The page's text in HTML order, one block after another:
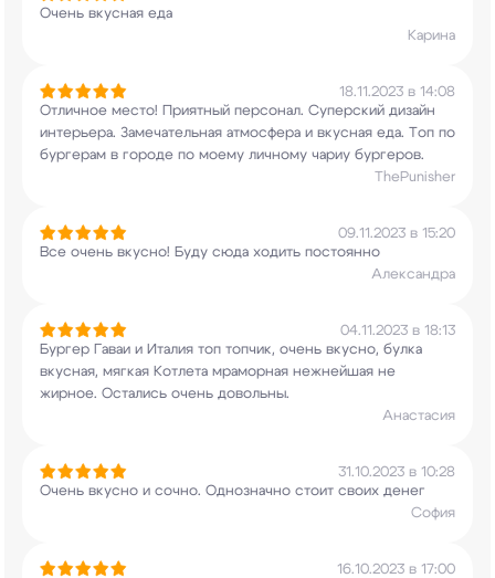
Очень вкусная еда
Карина
18.11.2023 в 14:08
Отличное место! Приятный персонал. Суперский дизайн
интерьера. Замечательная атмосфера и вкусная еда. Топ по
бургерам в городе по моему личному чариу бургеров.
ThePunisher
09.11.2023 в 15:20
Все очень вкусно! Буду сюда ходить постоянно
Александра
04.11.2023 в 18:13
Бургер Гаваи и Италия топ топчик, очень вкусно, булка
вкусная, мягкая Котлета мраморная нежнейшая не
жирное. Остались очень довольны.
Анастасия
31.10.2023 в 10:28
Очень вкусно и сочно. Однозначно стоит своих денег
София
16.10.2023 в 17:00